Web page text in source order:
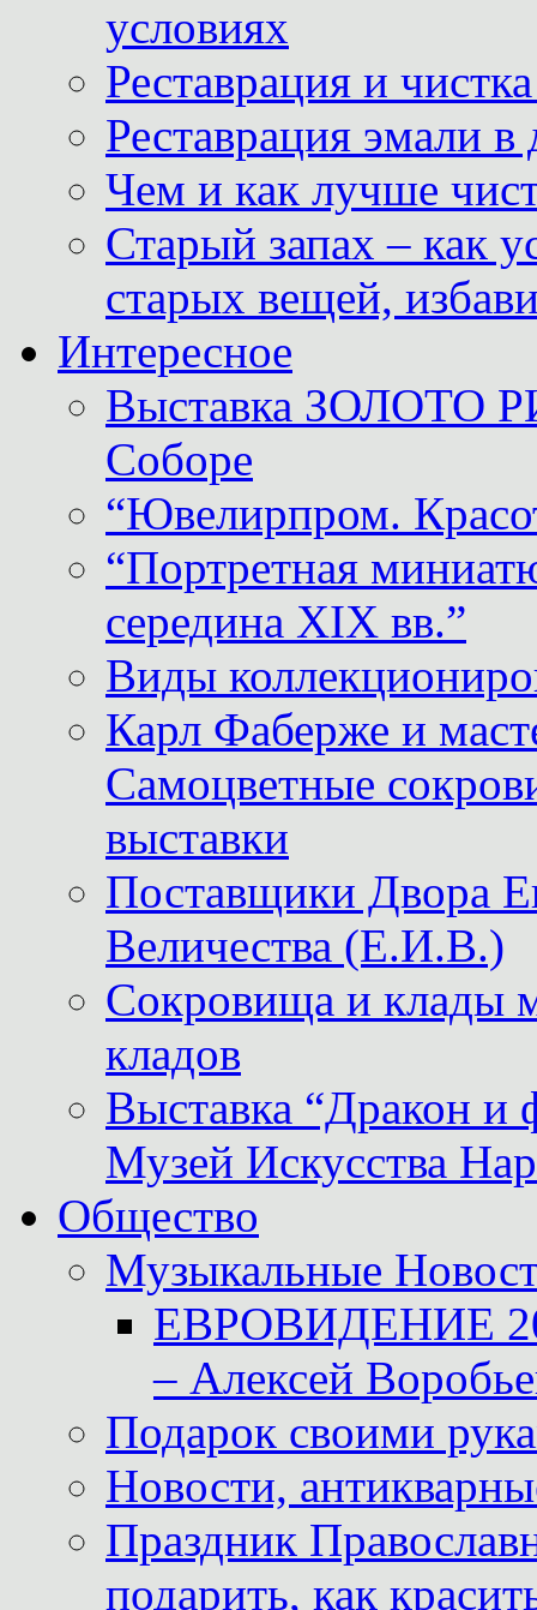
условиях
Реставрация и
Реставрация эмали
Чем и как лучше
Старый запах – как
старых вещей,
Интересное
Выставка ЗОЛОТО
Соборе
“Ювелирпром.
“Портретная
середина XIX вв.”
Виды
Карл Фаберже и
Самоцветные
выставки
Поставщики
Величества (Е.И.В.)
Сокровища и клады
кладов
Выставка “Дракон и
Музей Искусства
Общество
Музыкальные
ЕВРОВИДЕНИЕ
– Алексей
Подарок своими
Новости,
Праздник
подарить, как